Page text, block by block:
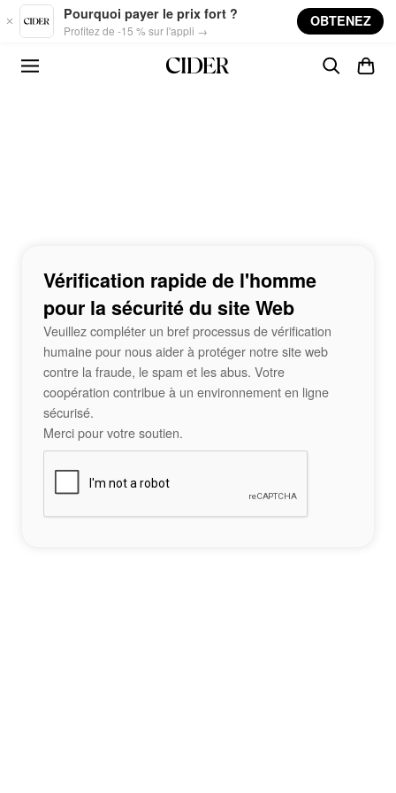
Skip to main content
Pourquoi payer le prix fort ?
Profitez de -15 % sur l'appli →
OBTENEZ
Vérification rapide de l'homme
pour la sécurité du site Web
Veuillez compléter un bref processus de vérification
humaine pour nous aider à protéger notre site web
contre la fraude, le spam et les abus. Votre
coopération contribue à un environnement en ligne
sécurisé.
Merci pour votre soutien.